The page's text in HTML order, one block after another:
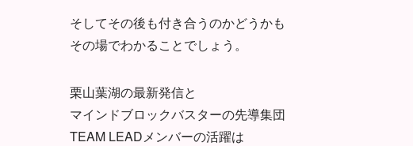
そしてその後も付き合うのかどうかも
その場でわかることでしょう。
栗山葉湖の最新発信と
マインドブロックバスターの先導集団
TEAM LEADメンバーの活躍は